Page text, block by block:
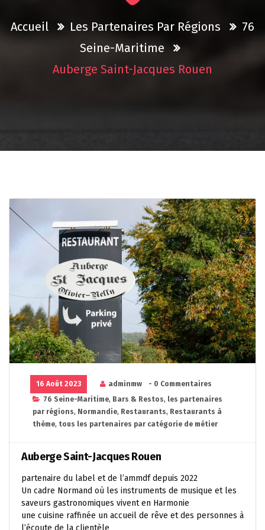
Accueil Les Partenaires Par Régions
76
Seine-Maritime
Auberge Saint-Jacques Rouen
16 Août 2023 adminmw
- 0 Commentaires
76 Seine-Maritime, Bars & Restos, les partenaires
par régions, Normandie, Restaurants, Restaurants à
thème, tous les partenaires par catégorie de métier
Auberge Saint-Jacques Rouen
partenaire du label et de l’ammdf depuis 2022
Un cadre Normand où les instruments de musique et les
saveurs gastronomiques vivent en Harmonie
une cuisine raffinée un accueil de rêve et des personnes à
l’écoute de la clientèle